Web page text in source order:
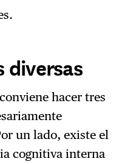
diversas
hacer tres
un lado, existe el
cognitiva interna